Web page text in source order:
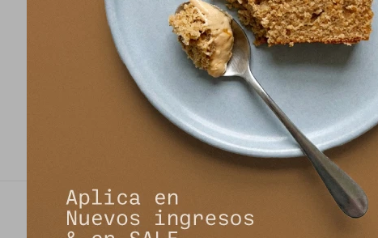
NOSOTROS
¡Suscribite y recibí todas nuestras novedades!
